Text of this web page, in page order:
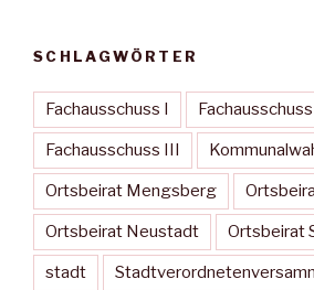
SCHLAGWÖRTER
Fachausschuss I
Fachausschuss III
Ortsbeirat Mengsberg
Ortsbeirat Neustadt Ortsbeirat
stadt